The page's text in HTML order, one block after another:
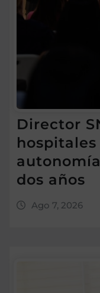
Director
dos años
Ago 7, 2026